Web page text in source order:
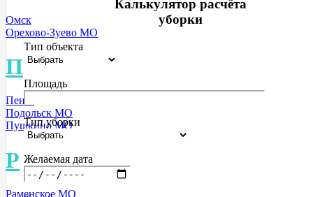
Омск
Орехово-Зуево МО
П
Пенза
Подольск МО
Пушкино МО
Р
Раменское МО
Калькулятор расчёта
уборки
Тип объекта
Площадь
Тип уборки
Желаемая дата